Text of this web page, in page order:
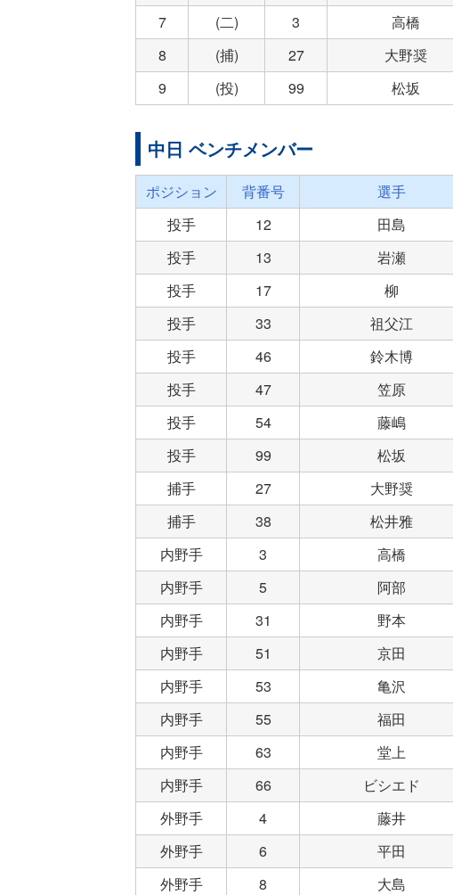
7
(二) 3
高橋
8
(捕) 27
大野奨
9
(投) 99 松坂
中日 ベンチメンバー
ポジション 背番号
選手
投手
12
田島
投手
13
岩瀬
投手
17
柳
投手
33
祖父江
投手
46
鈴木博
投手
47
笠原
投手
54
藤嶋
投手
99
松坂
捕手
27
大野奨
捕手
38
松井雅
内野手
3
高橋
内野手
5
阿部
内野手
31
野本
内野手
51
京田
内野手
53
亀沢
内野手
55
福田
内野手
63
堂上
内野手
66
ビシエド
外野手
4
藤井
外野手
6
平田
外野手
8
大島